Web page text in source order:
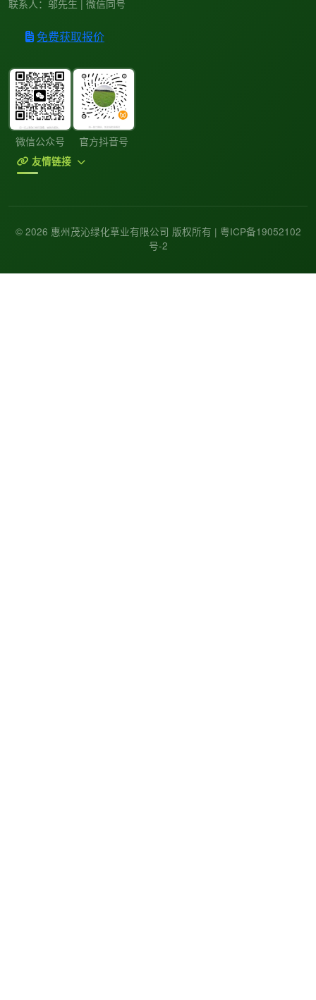
联系人：邬先生 | 微信同号
免费获取报价
微信公众号 官方抖音号
友情链接
© 2026 惠州茂沁绿化草业有限公司 版权所有 | 粤ICP备19052102
号-2